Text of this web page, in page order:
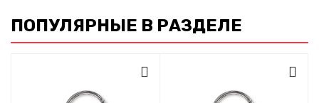
ПОПУЛЯРНЫЕ В РАЗДЕЛЕ